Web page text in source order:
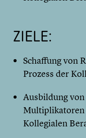
ZIELE:
Schaffung von
Prozess der
Ausbildung
Kollegialen